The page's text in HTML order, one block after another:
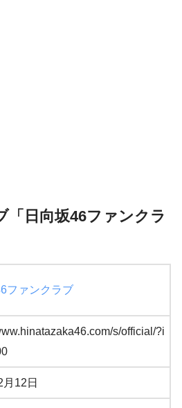
「日向坂46ファンクラ
ファンクラブ
s/official/?i
月12日